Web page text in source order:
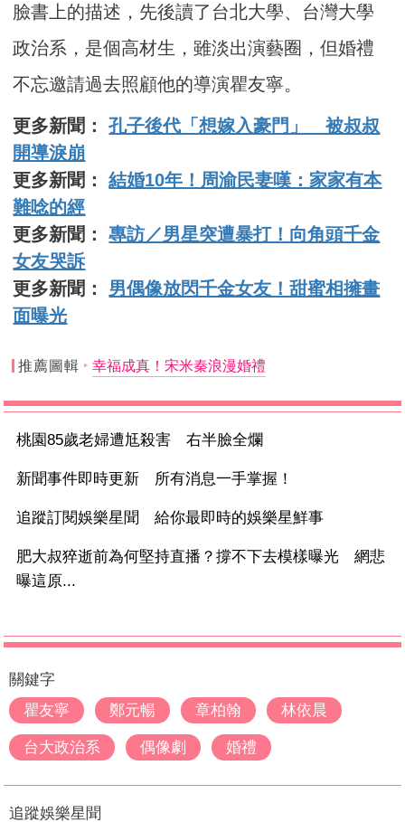
臉書上的描述，先後讀了台北大學、台灣大學
政治系，是個高材生，雖淡出演藝圈，但婚禮
不忘邀請過去照顧他的導演瞿友寧。
更多新聞：孔子後代「想嫁入豪門」 被叔叔
開導淚崩
更多新聞：結婚10年！周渝民妻嘆：家家有本
難唸的經
更多新聞：專訪／男星突遭暴打！向角頭千金
女友哭訴
更多新聞： 男偶像放閃千金女友！甜蜜相擁畫
面曝光
推薦圖輯 幸福成真！宋米秦浪漫婚禮
桃園85歲老婦遭尪殺害 右半臉全爛
新聞事件即時更新 所有消息一手掌握！
追蹤訂閱娛樂星聞 給你最即時的娛樂星鮮事
肥大叔猝逝前為何堅持直播？撐不下去模樣曝光 網悲
曝這原...
關鍵字
瞿友寧
鄭元暢 章柏翰 林依晨
台大政治系 偶像劇 婚禮
追蹤娛樂星聞